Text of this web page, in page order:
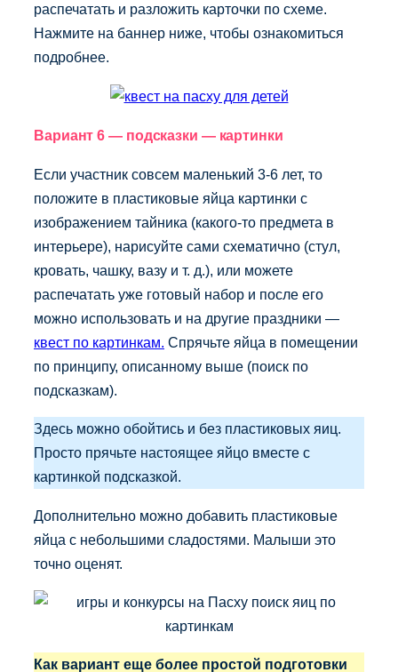
распечатать и разложить карточки по схеме.
Нажмите на баннер ниже, чтобы ознакомиться
подробнее.
Вариант 6 — подсказки — картинки
Если участник совсем маленький 3-6 лет, то
положите в пластиковые яйца картинки с
изображением тайника (какого-то предмета в
интерьере), нарисуйте сами схематично (стул,
кровать, чашку, вазу и т. д.), или можете
распечатать уже готовый набор и после его
можно использовать и на другие праздники —
квест по картинкам. Спрячьте яйца в помещении
по принципу, описанному выше (поиск по
подсказкам).
Здесь можно обойтись и без пластиковых яиц.
Просто прячьте настоящее яйцо вместе с
картинкой подсказкой.
Дополнительно можно добавить пластиковые
яйца с небольшими сладостями. Малыши это
точно оценят.
Как вариант еще более простой подготовки